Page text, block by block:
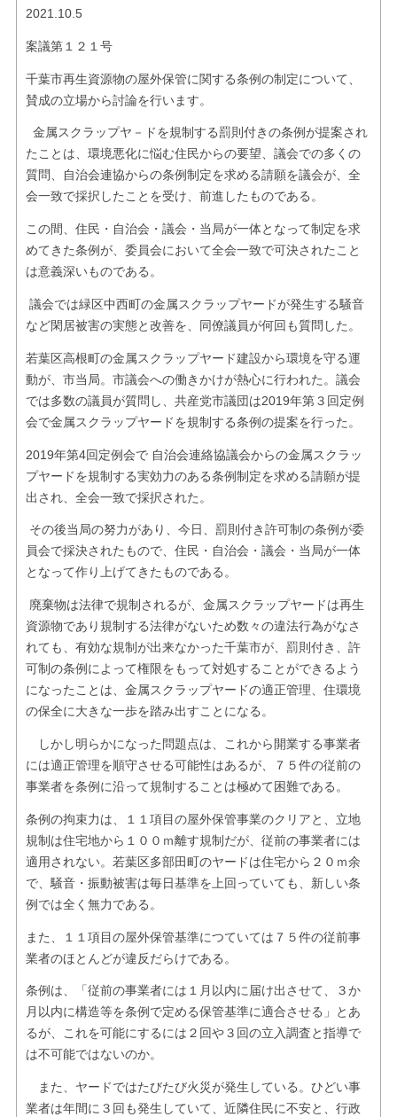
2021.10.5
案議第１２１号
千葉市再生資源物の屋外保管に関する条例の制定について、
賛成の立場から討論を行います。
金属スクラップヤ－ドを規制する罰則付きの条例が提案され
たことは、環境悪化に悩む住民からの要望、議会での多くの
質問、自治会連協からの条例制定を求める請願を議会が、全
会一致で採択したことを受け、前進したものである。
この間、住民・自治会・議会・当局が一体となって制定を求
めてきた条例が、委員会において全会一致で可決されたこと
は意義深いものである。
議会では緑区中西町の金属スクラップヤードが発生する騒音
など閑居被害の実態と改善を、同僚議員が何回も質問した。
若葉区高根町の金属スクラップヤード建設から環境を守る運
動が、市当局。市議会への働きかけが熱心に行われた。議会
では多数の議員が質問し、共産党市議団は2019年第３回定例
会で金属スクラップヤードを規制する条例の提案を行った。
2019年第4回定例会で 自治会連絡協議会からの金属スクラッ
プヤードを規制する実効力のある条例制定を求める請願が提
出され、全会一致で採択された。
その後当局の努力があり、今日、罰則付き許可制の条例が委
員会で採決されたもので、住民・自治会・議会・当局が一体
となって作り上げてきたものである。
廃棄物は法律で規制されるが、金属スクラップヤードは再生
資源物であり規制する法律がないため数々の違法行為がなさ
れても、有効な規制が出来なかった千葉市が、罰則付き、許
可制の条例によって権限をもって対処することができるよう
になったことは、金属スクラップヤードの適正管理、住環境
の保全に大きな一歩を踏み出すことになる。
しかし明らかになった問題点は、これから開業する事業者
には適正管理を順守させる可能性はあるが、７５件の従前の
事業者を条例に沿って規制することは極めて困難である。
条例の拘束力は、１１項目の屋外保管事業のクリアと、立地
規制は住宅地から１００ｍ離す規制だが、従前の事業者には
適用されない。若葉区多部田町のヤードは住宅から２０ｍ余
で、騒音・振動被害は毎日基準を上回っていても、新しい条
例では全く無力である。
また、１１項目の屋外保管基準につていては７５件の従前事
業者のほとんどが違反だらけである。
条例は、「従前の事業者には１月以内に届け出させて、３か
月以内に構造等を条例で定める保管基準に適合させる」とあ
るが、これを可能にするには２回や３回の立入調査と指導で
は不可能ではないのか。
また、ヤードではたびたび火災が発生している。ひどい事
業者は年間に３回も発生していて、近隣住民に不安と、行政